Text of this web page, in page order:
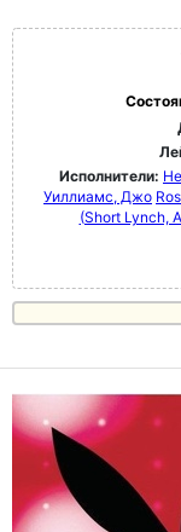
Исполнители:
Уиллиамс, Джо
(Short Lynch,